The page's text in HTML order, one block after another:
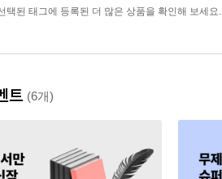
택된 태그에 등록된 더 많은 상품을 확인해 보세요.
트 (6개)